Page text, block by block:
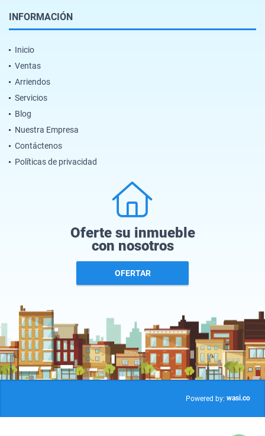
INFORMACIÓN
Inicio
Ventas
Arriendos
Servicios
Blog
Nuestra Empresa
Contáctenos
Políticas de privacidad
Oferte su inmueble
con nosotros
OFERTAR
Powered by: wasi.co